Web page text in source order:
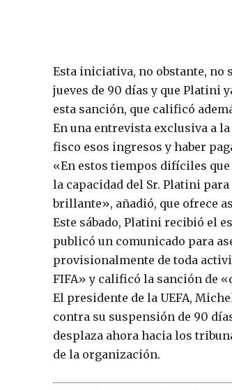
Esta iniciativa, no obstante, no
jueves de 90 días y que Platini
esta sanción, que calificó
En una entrevista exclusiva a
fisco esos ingresos y haber
«En estos tiempos difíciles
la capacidad del Sr. Platini
brillante», añadió, que ofrece
Este sábado, Platini recibió el
publicó un comunicado para
provisionalmente de toda
FIFA» y calificó la sanción de
El presidente de la UEFA,
contra su suspensión de 90
desplaza ahora hacia los
de la organización.